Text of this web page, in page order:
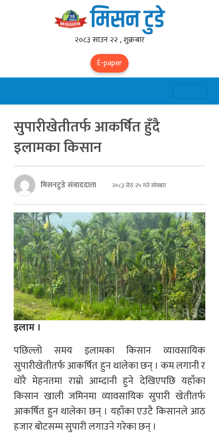
२०८३ साउन २२ , शुक्रबार
E-paper
सुपारीखेतीतर्फ आकर्षित हुँदै
इलामका किसान
मिसनटुडे संवाददाता २०८३ जेठ २५ गते सोमबार
इलाम ।
पछिल्लो समय इलामका किसान व्यावसायिक
सुपारीखेतीतर्फ आकर्षित हुन थालेका छन् । कम लगानी र
थोरै मेहनतमा राम्रो आम्दानी हुने देखिएपछि यहाँका
किसान खाली जमिनमा व्यावसायिक सुपारी खेतीतर्फ
आकर्षित हुन थालेका छन् । यहाँका एउटै किसानले आठ
हजार बोटसम्म सुपारी लगाउने गरेका छन् ।